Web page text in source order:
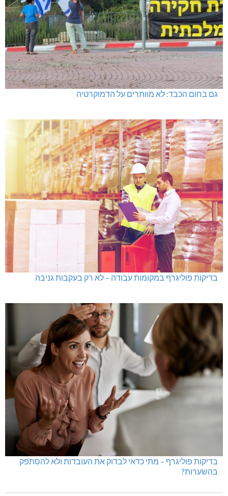
גם בחום הכבד: לא מוותרים על הדמוקרטיה
בדיקות פוליגרף במקומות עבודה – לא רק בעקבות גניבה
בדיקות פוליגרף – מתי כדאי לבדוק את העובדות ולא להסתפק
בהשערות?